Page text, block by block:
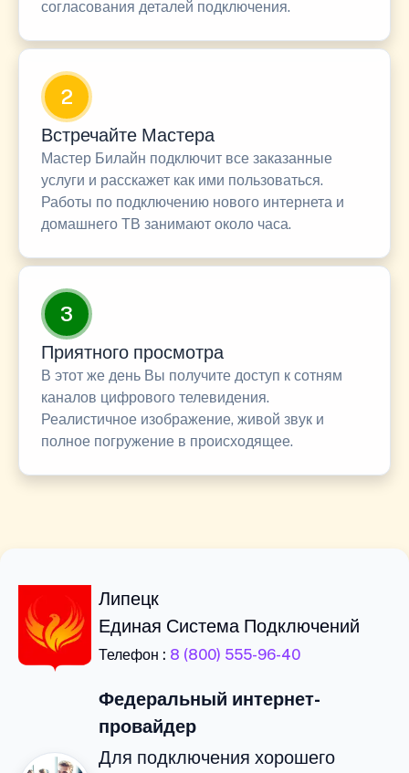
согласования деталей подключения.
2
Встречайте Мастера
Мастер Билайн подключит все заказанные
услуги и расскажет как ими пользоваться.
Работы по подключению нового интернета и
домашнего ТВ занимают около часа.
3
Приятного просмотра
В этот же день Вы получите доступ к сотням
каналов цифрового телевидения.
Реалистичное изображение, живой звук и
полное погружение в происходящее.
Липецк
Единая Система Подключений
Телефон : 8 (800) 555-96-40
Федеральный интернет-
провайдер
Для подключения хорошего